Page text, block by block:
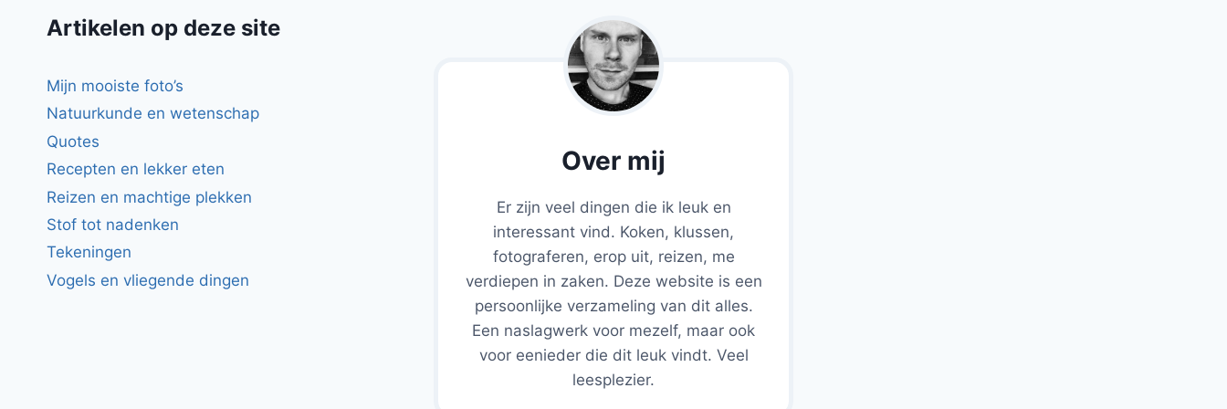
Artikelen op deze site
Mijn mooiste foto’s
Natuurkunde en wetenschap
Quotes
Recepten en lekker eten
Reizen en machtige plekken
Stof tot nadenken
Tekeningen
Vogels en vliegende dingen
Over mij
Er zijn veel dingen die ik leuk en
interessant vind. Koken, klussen,
fotograferen, erop uit, reizen, me
verdiepen in zaken. Deze website is een
persoonlijke verzameling van dit alles.
Een naslagwerk voor mezelf, maar ook
voor eenieder die dit leuk vindt. Veel
leesplezier.